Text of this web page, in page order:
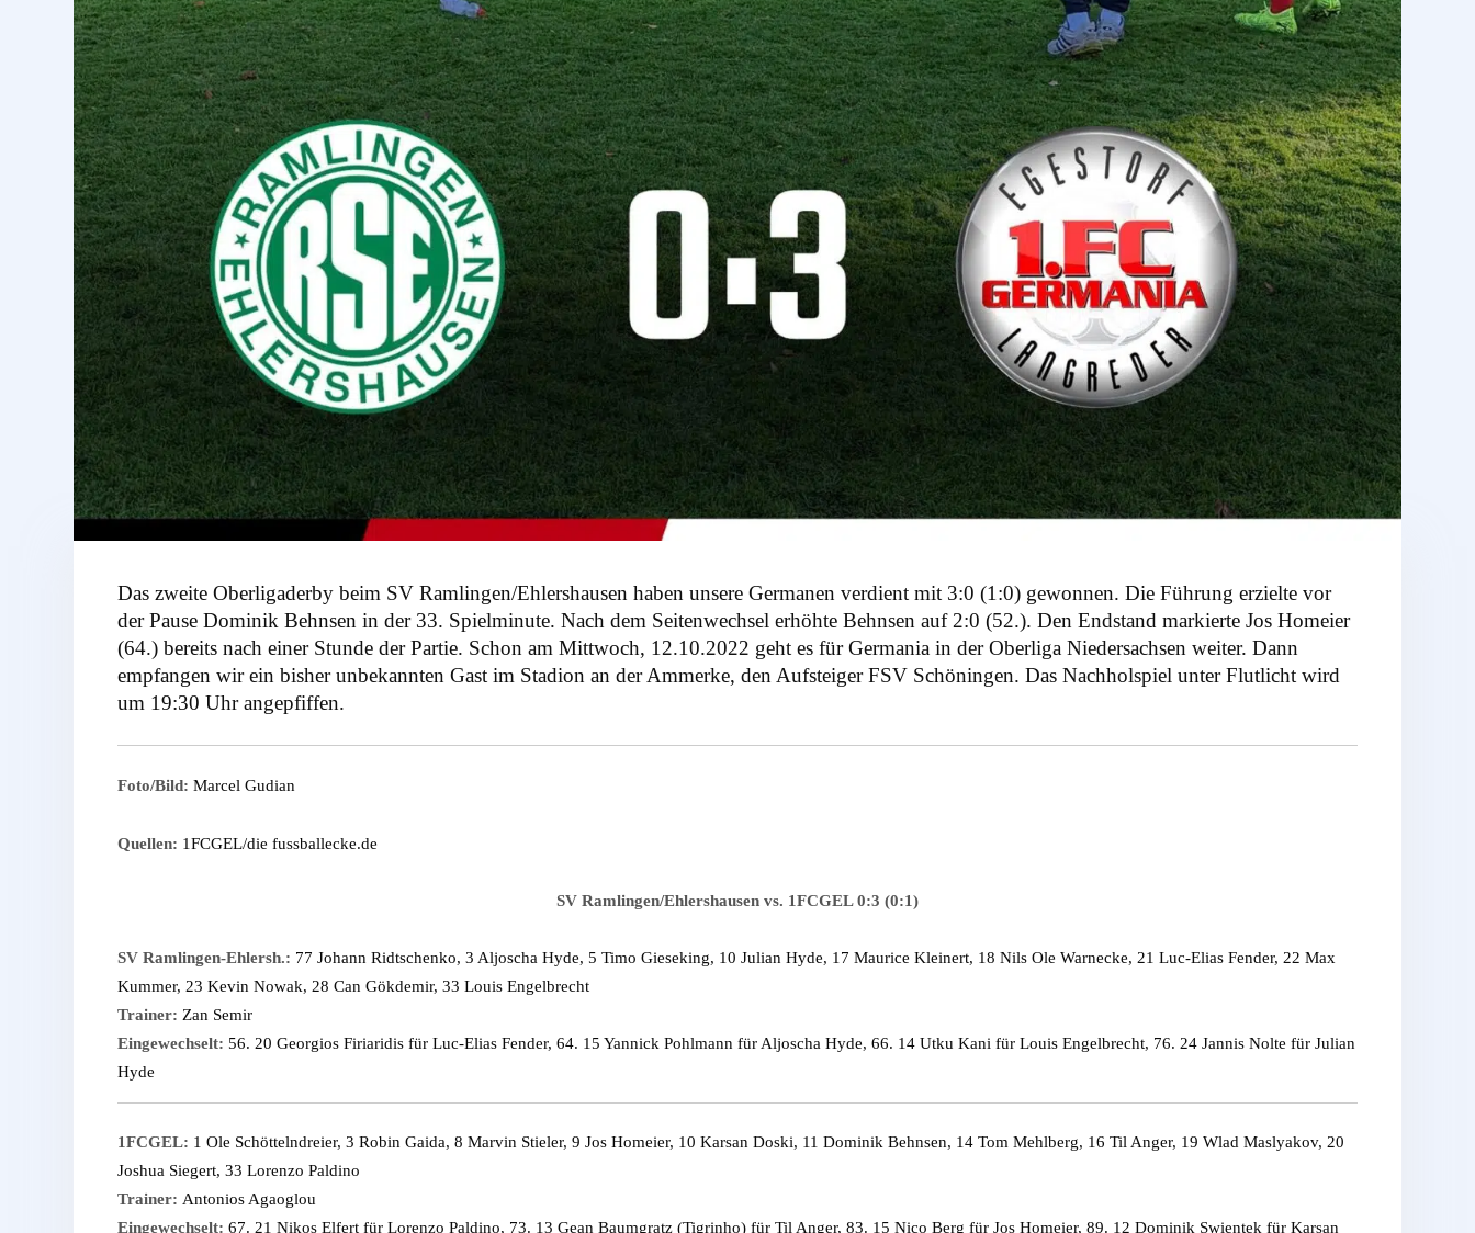
Das zweite Oberligaderby beim SV Ramlingen/Ehlershausen haben unsere Germanen verdient mit 3:0 (1:0) gewonnen. Die Führung erzielte vor
der Pause Dominik Behnsen in der 33. Spielminute. Nach dem Seitenwechsel erhöhte Behnsen auf 2:0 (52.). Den Endstand markierte Jos Homeier
(64.) bereits nach einer Stunde der Partie. Schon am Mittwoch, 12.10.2022 geht es für Germania in der Oberliga Niedersachsen weiter. Dann
empfangen wir ein bisher unbekannten Gast im Stadion an der Ammerke, den Aufsteiger FSV Schöningen. Das Nachholspiel unter Flutlicht wird
um 19:30 Uhr angepfiffen.
Foto/Bild: Marcel Gudian
Quellen: 1FCGEL/die fussballecke.de
SV Ramlingen/Ehlershausen vs. 1FCGEL 0:3 (0:1)
SV Ramlingen-Ehlersh.: 77 Johann Ridtschenko, 3 Aljoscha Hyde, 5 Timo Gieseking, 10 Julian Hyde, 17 Maurice Kleinert, 18 Nils Ole Warnecke, 21 Luc-Elias Fender, 22 Max
Kummer, 23 Kevin Nowak, 28 Can Gökdemir, 33 Louis Engelbrecht
Trainer: Zan Semir
Eingewechselt: 56. 20 Georgios Firiaridis für Luc-Elias Fender, 64. 15 Yannick Pohlmann für Aljoscha Hyde, 66. 14 Utku Kani für Louis Engelbrecht, 76. 24 Jannis Nolte für Julian
Hyde
1FCGEL: 1 Ole Schöttelndreier, 3 Robin Gaida, 8 Marvin Stieler, 9 Jos Homeier, 10 Karsan Doski, 11 Dominik Behnsen, 14 Tom Mehlberg, 16 Til Anger, 19 Wlad Maslyakov, 20
Joshua Siegert, 33 Lorenzo Paldino
Trainer: Antonios Agaoglou
Eingewechselt: 67. 21 Nikos Elfert für Lorenzo Paldino, 73. 13 Gean Baumgratz (Tigrinho) für Til Anger, 83. 15 Nico Berg für Jos Homeier, 89. 12 Dominik Swientek für Karsan